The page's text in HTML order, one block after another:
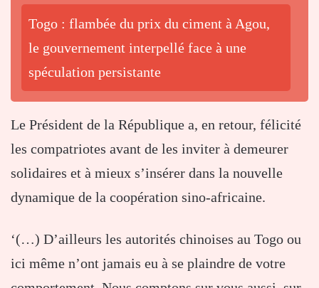
Togo : flambée du prix du ciment à Agou,
le gouvernement interpellé face à une
spéculation persistante
Le Président de la République a, en retour, félicité
les compatriotes avant de les inviter à demeurer
solidaires et à mieux s’insérer dans la nouvelle
dynamique de la coopération sino-africaine.
‘(…) D’ailleurs les autorités chinoises au Togo ou
ici même n’ont jamais eu à se plaindre de votre